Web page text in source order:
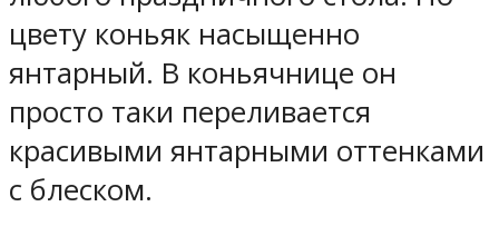
цвету коньяк насыщенно
янтарный. В коньячнице он
просто таки переливается
красивыми янтарными оттенками
с блеском.